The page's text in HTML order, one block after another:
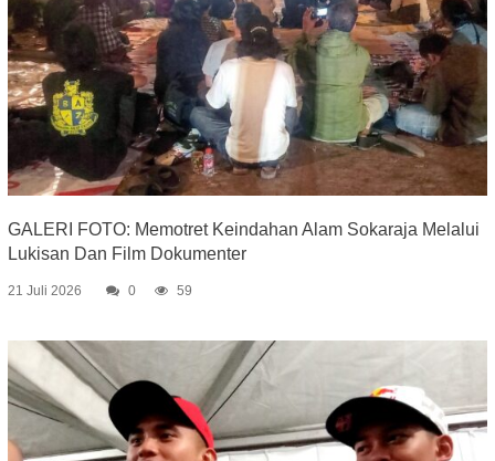
GALERI FOTO: Memotret Keindahan Alam Sokaraja Melalui
Lukisan Dan Film Dokumenter
21 Juli 2026 0 59